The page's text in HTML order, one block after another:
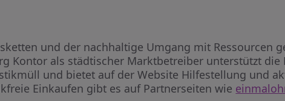
und der nachhaltige Umgang mit Ressourcen
Kontor als städtischer Marktbetreiber unterstützt die
und bietet auf der Website Hilfestellung und
Einkaufen gibt es auf Partnerseiten wie